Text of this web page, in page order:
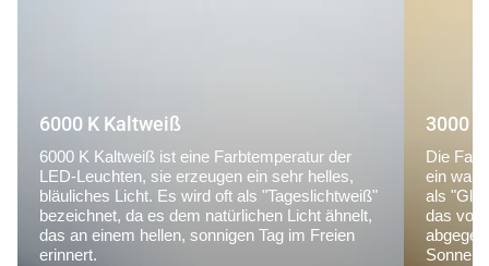
6000 K Kaltweiß
6000 K Kaltweiß ist eine Farbtemperatur der
LED-Leuchten, sie erzeugen ein sehr helles,
bläuliches Licht. Es wird oft als "Tageslichtweiß"
bezeichnet, da es dem natürlichen Licht ähnelt,
das an einem hellen, sonnigen Tag im Freien
erinnert.
3000
Die
ein
als
das von